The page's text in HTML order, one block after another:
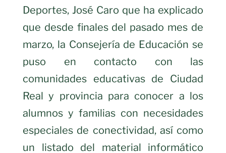
Deportes, José Caro que ha explicado
que desde finales del pasado mes de
marzo, la Consejería de Educación se
puso en contacto con las
comunidades educativas de Ciudad
Real y provincia para conocer a los
alumnos y familias con necesidades
especiales de conectividad, así como
un listado del material informático